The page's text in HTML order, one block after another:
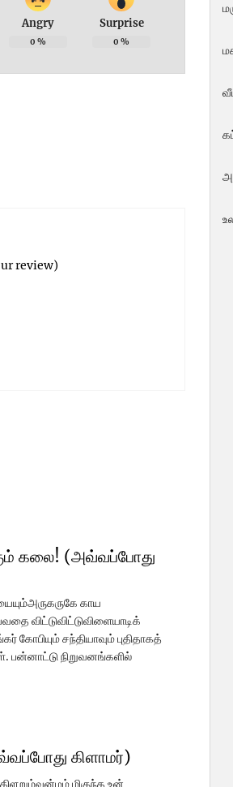
Angry
0 %
Surprise
0 %
review)
கலை! (அவ்வப்போது
காய
விட்டுவிட்டுவிளையாடிக்
கோபியும் சந்தியாவும் புதிதாகத்
நிறுவனங்களில்
கிளாமர்)
மிகுந்த உன்